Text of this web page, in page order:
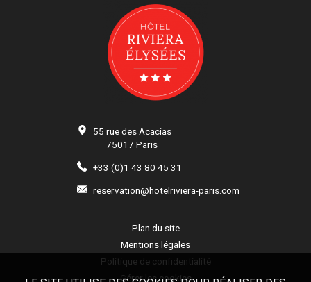
55 rue des Acacias
75017 Paris
+33 (0)1 43 80 45 31
reservation@hotelriviera-paris.com
Plan du site
Mentions légales
Politique de confidentialité
Gérer les cookies